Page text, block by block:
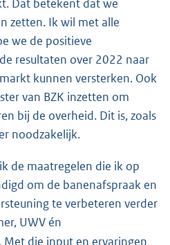
Dat betekent dat we
zetten. Ik wil met alle
we de positieve
resultaten over 2022 naar
kunnen versterken. Ook
van BZK inzetten om
bij de overheid. Dit is, zoals
noodzakelijk.
de maatregelen die ik op
om de banenafspraak en
te verbeteren verder
UWV én
Met die input en ervaringen